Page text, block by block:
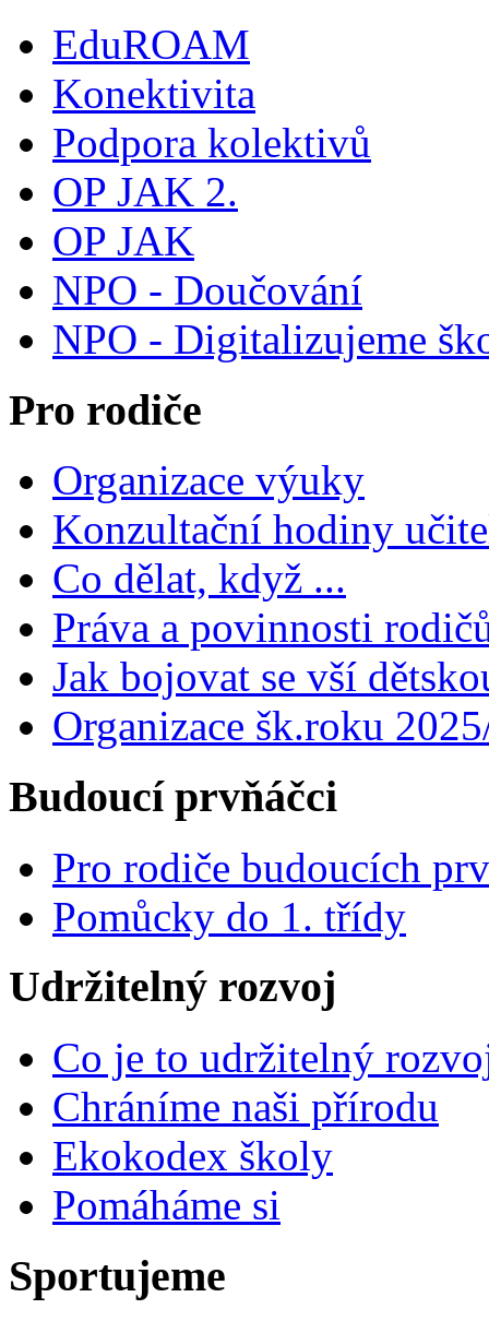
EduROAM
Konektivita
Podpora kolektivů
OP JAK 2.
OP JAK
NPO - Doučování
NPO - Digitalizujeme
Pro rodiče
Organizace výuky
Konzultační hodiny
Co dělat, když ...
Práva a povinnosti
Jak bojovat se vší
Organizace šk.roku
Budoucí prvňáčci
Pro rodiče budoucích
Pomůcky do 1. třídy
Udržitelný rozvoj
Co je to udržitelný
Chráníme naši přírodu
Ekokodex školy
Pomáháme si
Sportujeme